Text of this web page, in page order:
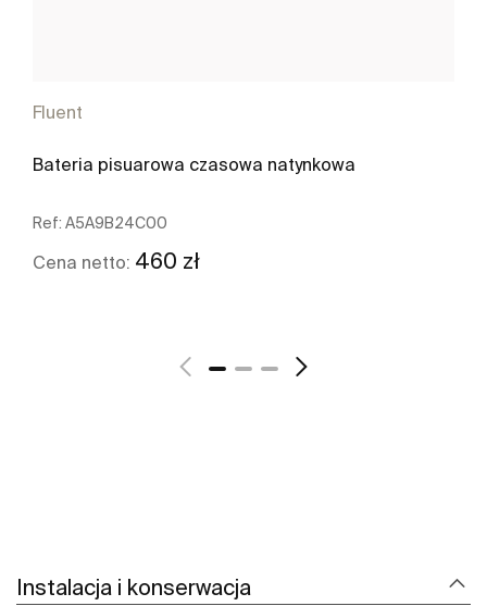
Fluent
Bateria pisuarowa czasowa natynkowa
Ref: A5A9B24C00
Cena netto: 460 zł
Instalacja i konserwacja